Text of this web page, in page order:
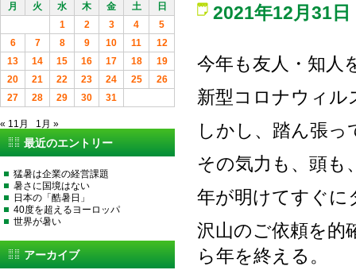
2021年12月31日
今年も友人・知人
新型コロナウィル
しかし、踏ん張っ
その気力も、頭も
年が明けてすぐに
沢山のご依頼を的
ら年を終える。
月
火 水 木 金 土
日
1
2 3 4
5
6
7 8 9 10 11
12
13
14 15 16 17 18
19
20
21 22 23 24 25
26
27
28 29 30 31
« 11月 1月 »
最近のエントリー
猛暑は企業の経営課題
暑さに国境はない
日本の「酷暑日」
40度を超えるヨーロッパ
世界が暑い
アーカイブ